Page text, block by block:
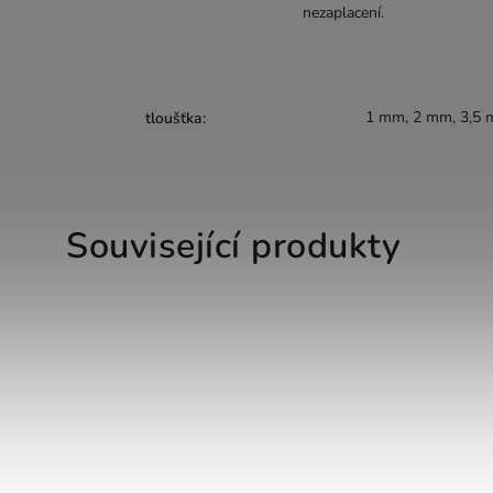
nezaplacení.
tloušťka: 1 mm, 2 mm, 3,5
Související produkty